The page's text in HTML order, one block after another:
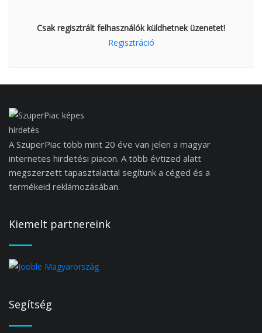
Csak regisztrált felhasználók küldhetnek üzenetet!
Regisztráció
A SzuperPiac több mint 20 éve van jelen a magyar
internetes hirdetési piacon. A több évtized alatt
megszerzett tapasztalattal segítünk a céged és a
termékeid reklámozásában.
Kiemelt partnereink
Segítség